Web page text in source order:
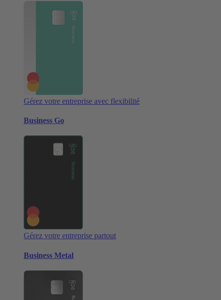
Gérez votre entreprise avec flexibilité
Business Go
Gérez votre entreprise partout
Business Metal